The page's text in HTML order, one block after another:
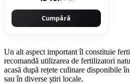
Cumpără
Un alt aspect important îl constituie
recomandă utilizarea de fertilizatori
acasă după rețete culinare disponibile
sau în diverse știri locale.